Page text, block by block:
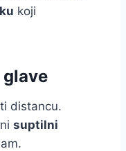
koji
distancu.
suptilni